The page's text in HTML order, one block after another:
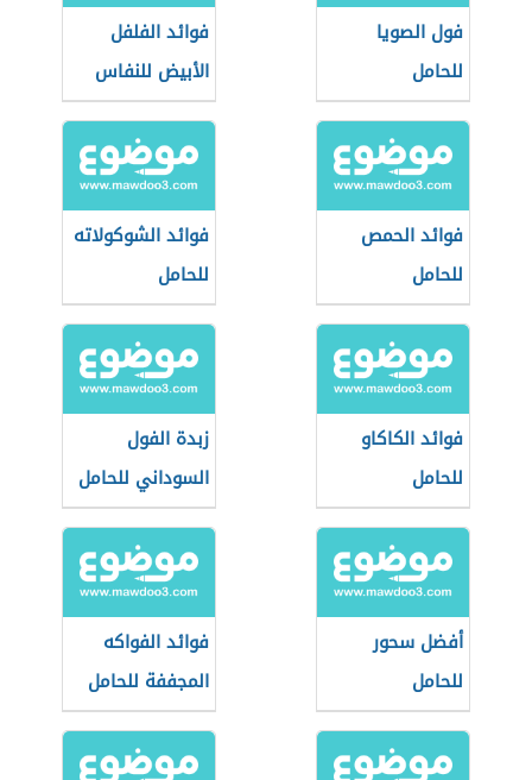
فول الصويا
للحامل
فوائد الفلفل
الأبيض للنفاس
فوائد الحمص
للحامل
فوائد الشوكولاته
للحامل
فوائد الكاكاو
للحامل
زبدة الفول
السوداني للحامل
أفضل سحور
للحامل
فوائد الفواكه
المجففة للحامل